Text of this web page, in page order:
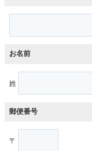
お名前
姓
郵便番号
〒